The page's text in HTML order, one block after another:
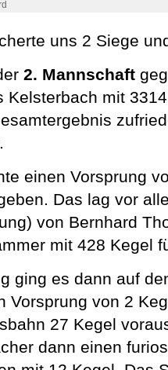
uns 2 Siege
2. Mannschaft
Kelsterbach mit
einen Vorsprung
Das lag vor
von Bernhard
mit 428 Kegel
ging es dann auf
Vorsprung von 2
27 Kegel
dann einen